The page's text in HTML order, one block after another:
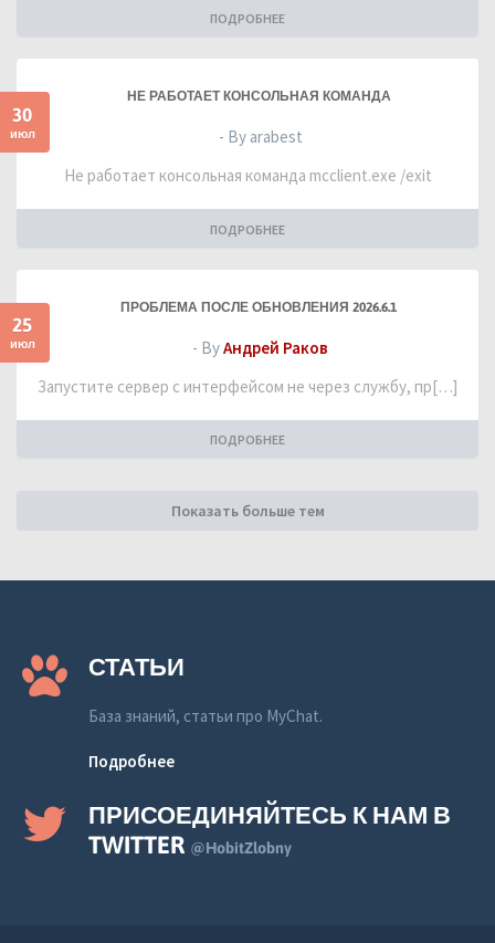
ПОДРОБНЕЕ
30
июл
НЕ РАБОТАЕТ КОНСОЛЬНАЯ КОМАНДА
- By arabest
Не работает консольная команда mcclient.exe /exit
ПОДРОБНЕЕ
25
июл
ПРОБЛЕМА ПОСЛЕ ОБНОВЛЕНИЯ 2026.6.1
- ByАндрей Раков
Запустите сервер с интерфейсом не через службу, пр[…]
ПОДРОБНЕЕ
Показать больше тем
СТАТЬИ
База знаний, статьи про MyChat.
Подробнее
ПРИСОЕДИНЯЙТЕСЬ К НАМ В
TWITTER @HobitZlobny